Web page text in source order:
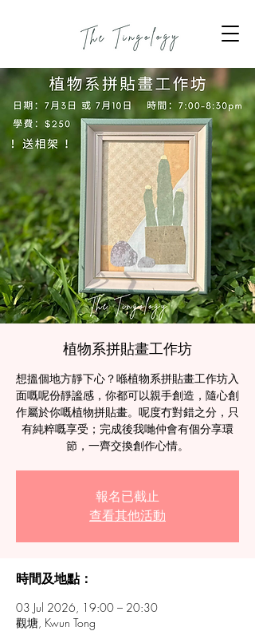
植物系拼貼畫工作坊
想搵個地方靜下心？喺植物系拼貼畫工作坊入
面嘅呢份靜謐感，你都可以親手創造，隨心創
作屬於你嘅植物拼貼畫。呢度冇對錯之分，只
有純粹嘅享受；完成後我哋仲會有個分享環
節，一齊交換創作心情。
報名已截止
查看其他活動
時間及地點：
03 Jul 2026, 19:00 – 20:30
觀塘, Kwun Tong